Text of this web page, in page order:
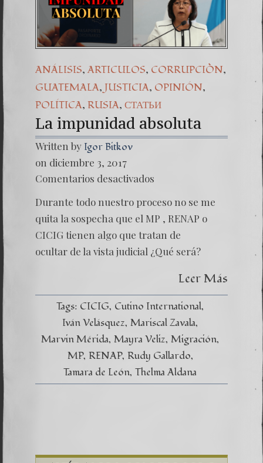
Una
7.
ANÁLISIS, ARTICULOS, CORRUPCIÒN,
GUATEMALA, JUSTICIA, OPINIÓN,
POLÍTICA, RUSIA, СТАТЬИ
La impunidad absoluta
Written by Igor Bitkov
on diciembre 3, 2017
Comentarios desactivados
Durante todo nuestro proceso no se me
quita la sospecha que el MP , RENAP o
CICIG tienen algo que tratan de
ocultar de la vista judicial ¿Qué será?
Leer Más
Tags: CICIG Cutino International
Iván Velásquez Mariscal Zavala
Marvin Mérida Mayra Veliz Migración
MP RENAP Rudy Gallardo
Tamara de León Thelma Aldana